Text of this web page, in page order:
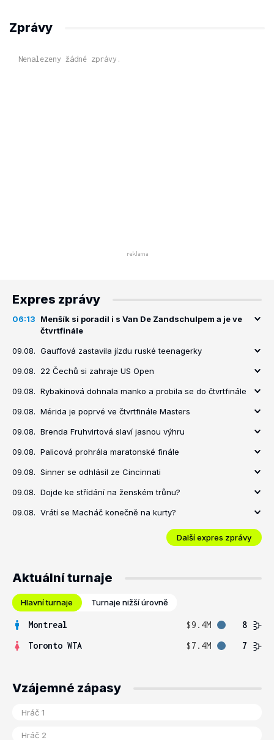
Zprávy
Nenalezeny žádné zprávy.
Expres zprávy
06:13
Menšík si poradil i s Van De Zandschulpem a je ve
čtvrtfinále
09.08. Gauffová zastavila jízdu ruské teenagerky
09.08. 22 Čechů si zahraje US Open
09.08. Rybakinová dohnala manko a probila se do čtvrtfinále
09.08. Mérida je poprvé ve čtvrtfinále Masters
09.08. Brenda Fruhvirtová slaví jasnou výhru
09.08. Palicová prohrála maratonské finále
09.08. Sinner se odhlásil ze Cincinnati
09.08. Dojde ke střídání na ženském trůnu?
09.08. Vrátí se Macháč konečně na kurty?
Další expres zprávy
Aktuální turnaje
Hlavní turnaje Turnaje nižší úrovně
Montreal $9.4M
8
Toronto WTA
$7.4M 7
Vzájemné zápasy